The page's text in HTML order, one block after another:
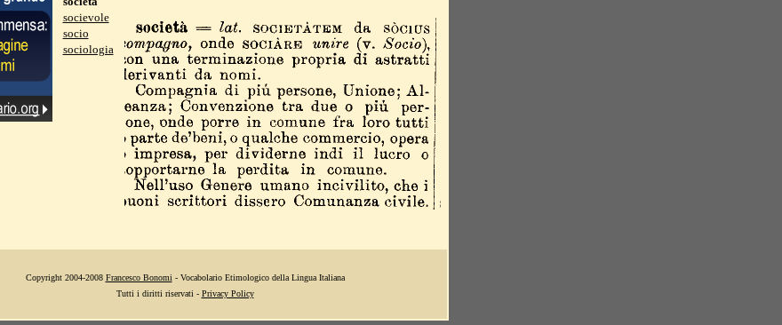
socievole
socio
sociologia
Copyright 2004-2008 Francesco Bonomi - Vocabolario Etimologico della Lingua Italiana
Tutti i diritti riservati - Privacy Policy